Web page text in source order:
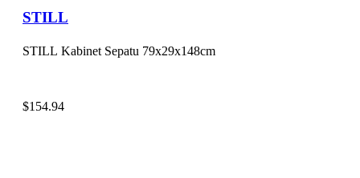
STILL
STILL Kabinet Sepatu 79x29x148cm
$154.94